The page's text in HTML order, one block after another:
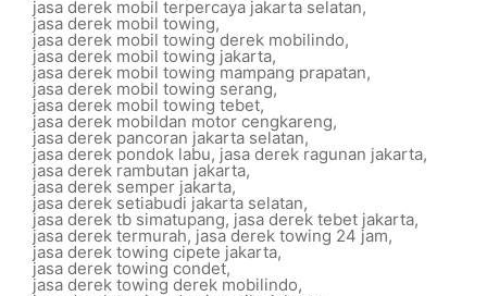
jasa derek mobil terpercaya jakarta selatan,
jasa derek mobil towing,
jasa derek mobil towing derek mobilindo,
jasa derek mobil towing jakarta,
jasa derek mobil towing mampang prapatan,
jasa derek mobil towing serang,
jasa derek mobil towing tebet,
jasa derek mobildan motor cengkareng,
jasa derek pancoran jakarta selatan,
jasa derek pondok labu, jasa derek ragunan jakarta,
jasa derek rambutan jakarta,
jasa derek semper jakarta,
jasa derek setiabudi jakarta selatan,
jasa derek tb simatupang, jasa derek tebet jakarta,
jasa derek termurah, jasa derek towing 24 jam,
jasa derek towing cipete jakarta,
jasa derek towing condet,
jasa derek towing derek mobilindo,